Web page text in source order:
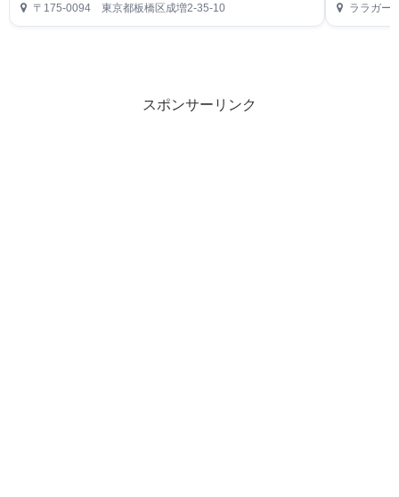
〒175-0094 東京都板橋区成増2-35-10
ララガー
スポンサーリンク